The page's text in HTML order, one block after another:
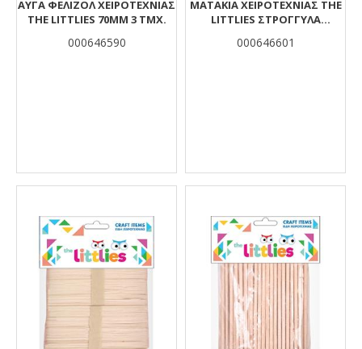
ΑΥΓΆ ΦΕΛΙΖΌΛ ΧΕΙΡΟΤΕΧΝΊΑΣ
THE LITTLIES 70MM 3 ΤΜΧ.
000646590
ΜΑΤΆΚΙΑ ΧΕΙΡΟΤΕΧΝΊΑΣ THE
LITTLIES ΣΤΡΌΓΓΥΛΑ
000646601